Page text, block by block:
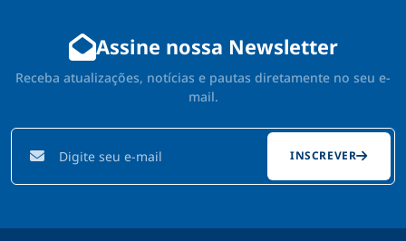
Assine nossa Newsletter
Receba atualizações, notícias e pautas diretamente no seu e-
mail.
INSCREVER